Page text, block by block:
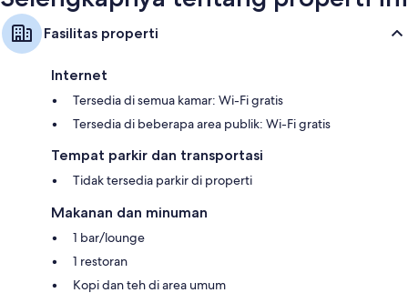
Fasilitas properti
Internet
Tersedia di semua kamar: Wi-Fi gratis
Tersedia di beberapa area publik: Wi-Fi gratis
Tempat parkir dan transportasi
Tidak tersedia parkir di properti
Makanan dan minuman
1 bar/lounge
1 restoran
Kopi dan teh di area umum